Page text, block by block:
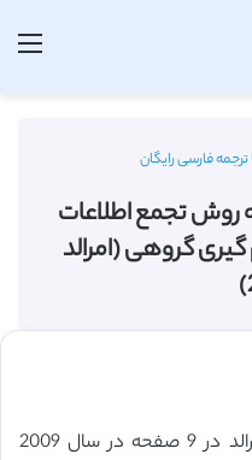
فارسی رایگان
روش تجمع اطلاعات
گروهی (امرالد
این مقاله انگلیسی ISI در نشریه امرالد در 9 صفحه در سال 2009